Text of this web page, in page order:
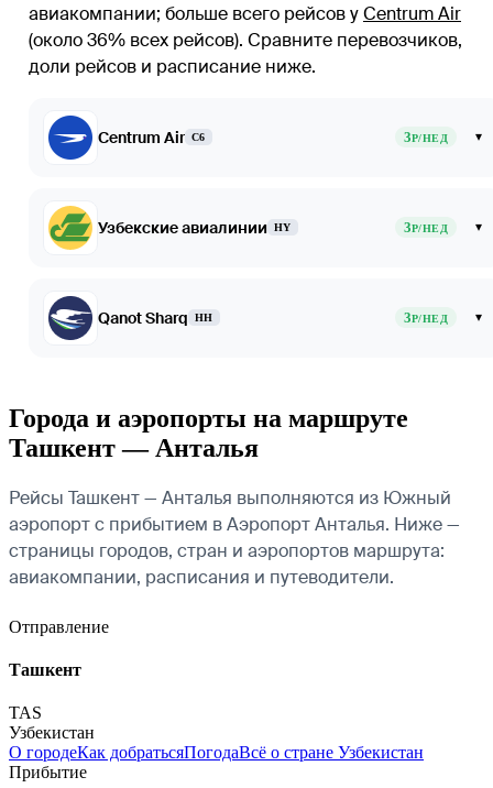
авиакомпании; больше всего рейсов уCentrum Air
(около 36% всех рейсов). Сравните перевозчиков,
доли рейсов и расписание ниже.
Centrum Air C6 3Р/НЕД ▾
Узбекские авиалинии HY 3Р/НЕД ▾
Qanot Sharq HH 3Р/НЕД ▾
Города и аэропорты на маршруте
Ташкент — Анталья
Рейсы Ташкент — Анталья выполняются из Южный
аэропорт с прибытием в Аэропорт Анталья. Ниже —
страницы городов, стран и аэропортов маршрута:
авиакомпании, расписания и путеводители.
Отправление
Ташкент
TAS
Узбекистан
О городеКак добратьсяПогодаВсё о стране Узбекистан
Прибытие